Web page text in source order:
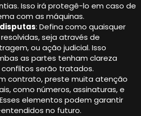
Isso irá protegê-lo em caso de
com as máquinas.
: Defina como quaisquer
seja através de
ou ação judicial. Isso
as partes tenham clareza
serão tratados.
contrato, preste muita atenção
como números, assinaturas, e
elementos podem garantir
no futuro.